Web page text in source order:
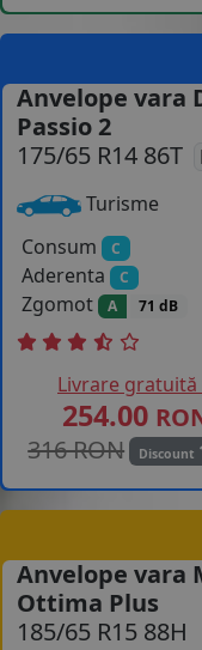
Anvelope vara
Passio 2
175/65 R14 86T
Turisme
Consum
C
Aderenta C
Zgomot A 71 dB
Livrare
254.00
316 RON
Discount
Anvelope vara
Ottima Plus
185/65 R15 88H